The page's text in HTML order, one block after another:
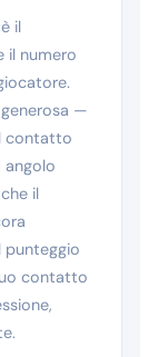
il
il numero
—
contatto
il
punteggio
contatto